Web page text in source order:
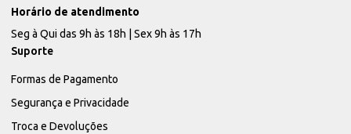
Horário de atendimento
Seg à Qui das 9h às 18h | Sex 9h às 17h
Suporte
Formas de Pagamento
Segurança e Privacidade
Troca e Devoluções